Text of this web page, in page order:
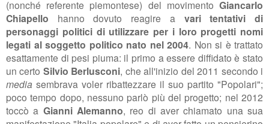
(nonché referente piemontese) del movimento Giancarlo
Chiapello hanno dovuto reagire a vari tentativi di
personaggi politici di utilizzare per i loro progetti nomi
legati al soggetto politico nato nel 2004. Non si è trattato
esattamente di pesi piuma: il primo a essere diffidato è stato
un certo Silvio Berlusconi, cheall'inizio del 2011 secondo i
media sembrava voler ribattezzare il suo partito "Popolari";
poco tempo dopo, nessuno parlò più del progetto; nel 2012
toccò a Gianni Alemanno, reo di aver chiamato una sua